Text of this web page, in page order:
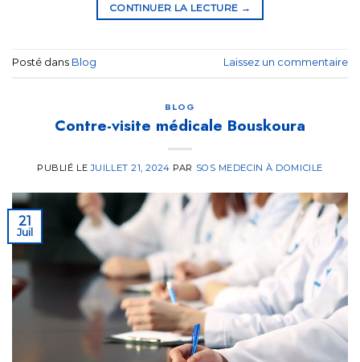
CONTINUER LA LECTURE →
Posté dans Blog Laissez un commentaire
BLOG
Contre-visite médicale Bouskoura
PUBLIÉ LEJUILLET 21, 2024 PAR SOS MEDECIN À DOMICILE
21
Juil